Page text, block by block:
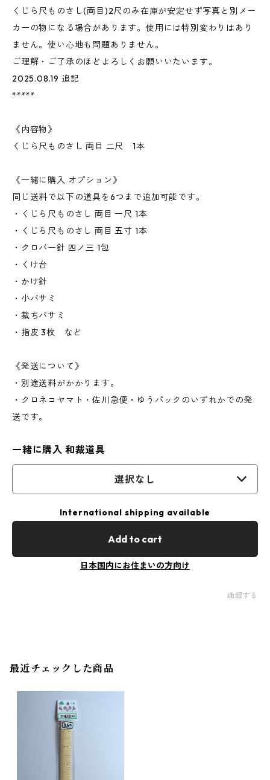
くじら尺ものさし(両目)2尺のみ在庫が安定せず写真と別メー
カーの物になる場合があります。使用には特別変わりはあり
ません。使い心地も問題ありません。
ご理解・ご了承のほどよろしくお願いいたいます。
2025.08.19 追記
*****
《内容物》
くじら尺ものさし 両目 二尺 1本
《一緒に購入 オプション》
同じ送料で以下の道具を6つまで追加可能です。
・くじら尺ものさし 両目 一尺 1本
・くじら尺ものさし 両目 五寸 1本
・クロバー針 四ノ三 1包
・くけ台
・かけ針
・小バサミ
・裁ちバサミ
・指皮 3枚 など
《発送について》
・別途送料がかかります。
・クロネコヤマト・佐川急便・ゆうパックのいずれかでの発
送です。
一緒に購入 和裁道具
選択なし
International shipping available
Add to cart
日本国内にお住まいの方向け
通報する
最近チェックした商品